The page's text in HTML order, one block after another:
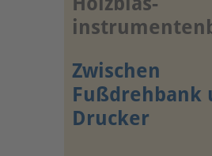
Zwischen
Fußdrehbank
Drucker